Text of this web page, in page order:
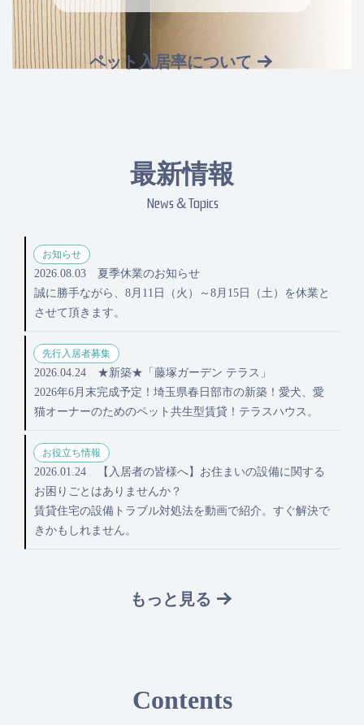
ペット入居率について
最新情報
News＆Topics
お知らせ
2026.08.03 夏季休業のお知らせ
誠に勝手ながら、8月11日（火）～8月15日（土）を休業と
させて頂きます。
先行入居者募集
2026.04.24 ★新築★「藤塚ガーデン テラス」
2026年6月末完成予定！埼玉県春日部市の新築！愛犬、愛
猫オーナーのためのペット共生型賃貸！テラスハウス。
お役立ち情報
2026.01.24 【入居者の皆様へ】お住まいの設備に関する
お困りごとはありませんか？
賃貸住宅の設備トラブル対処法を動画で紹介。すぐ解決で
きかもしれません。
もっと見る
Contents